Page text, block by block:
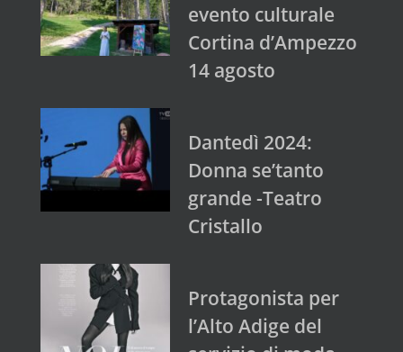
evento culturale
Cortina d’Ampezzo
14 agosto
Dantedì 2024:
Donna se’tanto
grande -Teatro
Cristallo
Protagonista per
l’Alto Adige del